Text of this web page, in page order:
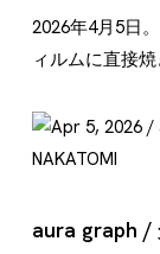
2026年4月5日
ィルムに直接焼
aura graph /